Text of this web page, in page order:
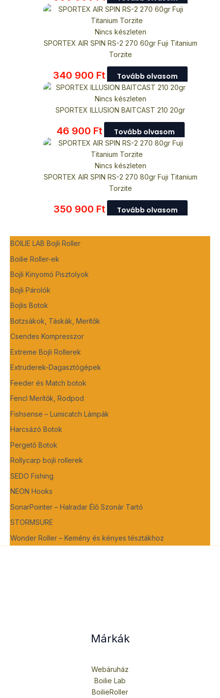
BOILIE LAB Bojli Roller
Boilie Roller-ek
Bojli Kinyomó Pisztolyok
Bojli Párolók
Bojlis Botok
Botzsákok, Táskák, Merítők
Csendes Kompresszor
Extreme Bojli Rollerek
Extruderek-Dagasztógépek
Feeder és Match botok
Fencl Merítők, Rodpod
Fishsense – Lumicatch Lámpák
Harcsázó Botok
Pergető Botok
Rollycarp bojli rollerek
SEDO Fishing
NEON Hooks
SonarPointer – Halradar Élő Szonár Tartó
STORMSURE
Wonder Roller – Kemény és kényes tésztákhoz
Nincs készleten
SPORTEX AIR SPIN RS-2 270 60gr Fuji Titanium
Torzite
340 900 Ft Tovább olvasom
Nincs készleten
SPORTEX ILLUSION BAITCAST 210 20gr
46 900 Ft Tovább olvasom
Nincs készleten
SPORTEX AIR SPIN RS-2 270 80gr Fuji Titanium
Torzite
350 900 Ft Tovább olvasom
Márkák
Webáruház
Boilie Lab
BoilieRoller